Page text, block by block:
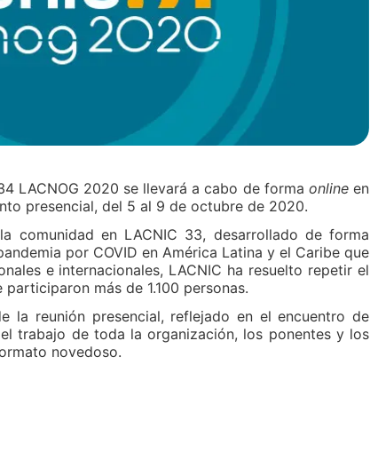
LACNOG 2020 se llevará a cabo de forma onlineen
presencial, del 5 al 9 de octubre de 2020.
comunidad en LACNIC 33, desarrollado de forma
por COVID en América Latina y el Caribe que
e internacionales, LACNIC ha resuelto repetir el
más de 1.100 personas.
la reunión presencial, reflejado en el encuentro de
trabajo de toda la organización, los ponentes y los
novedoso.